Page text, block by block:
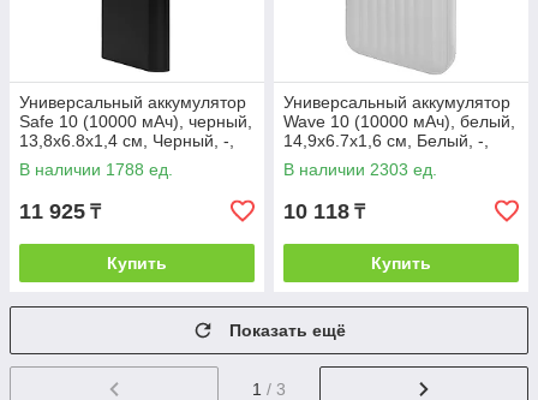
Универсальный аккумулятор
Safe 10 (10000 мАч), черный,
13,8х6.8х1,4 см, Черный, -,
37173 35
В наличии 1788 ед.
11 925 ₸
Купить
Универсальный аккумулятор
Wave 10 (10000 мАч), белый,
14,9х6.7х1,6 см, Белый, -,
37172 01
В наличии 2303 ед.
10 118 ₸
Купить
Показать ещё
1 / 3